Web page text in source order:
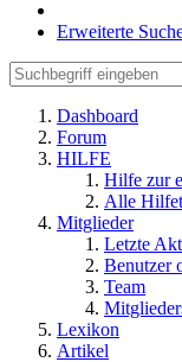
Erweiterte
Dashboard
Forum
HILFE
Hilfe zur
Alle
Mitglieder
Letzte
Benutzer
Team
Lexikon
Artikel